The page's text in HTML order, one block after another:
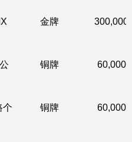
金牌 300,000
铜牌 60,000
个
铜牌 60,000